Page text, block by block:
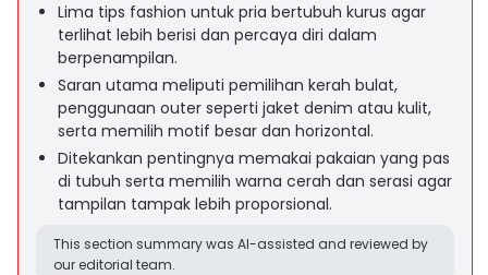
Lima tips fashion untuk pria bertubuh kurus agar
terlihat lebih berisi dan percaya diri dalam
berpenampilan.
Saran utama meliputi pemilihan kerah bulat,
penggunaan outer seperti jaket denim atau kulit,
serta memilih motif besar dan horizontal.
Ditekankan pentingnya memakai pakaian yang pas
di tubuh serta memilih warna cerah dan serasi agar
tampilan tampak lebih proporsional.
This section summary was AI-assisted and reviewed by
our editorial team.